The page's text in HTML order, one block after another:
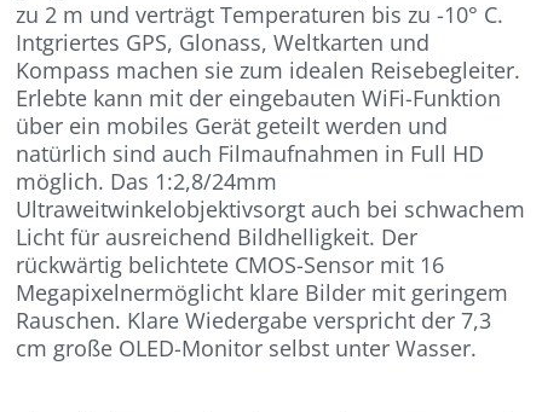
zu 2 m und verträgt Temperaturen bis zu -10° C.
Intgriertes GPS, Glonass, Weltkarten und
Kompass machen sie zum idealen Reisebegleiter.
Erlebte kann mit der eingebauten WiFi-Funktion
über ein mobiles Gerät geteilt werden und
natürlich sind auch Filmaufnahmen in Full HD
möglich. Das 1:2,8/24mm
Ultraweitwinkelobjektivsorgt auch bei schwachem
Licht für ausreichend Bildhelligkeit. Der
rückwärtig belichtete CMOS-Sensor mit 16
Megapixelnermöglicht klare Bilder mit geringem
Rauschen. Klare Wiedergabe verspricht der 7,3
cm große OLED-Monitor selbst unter Wasser.